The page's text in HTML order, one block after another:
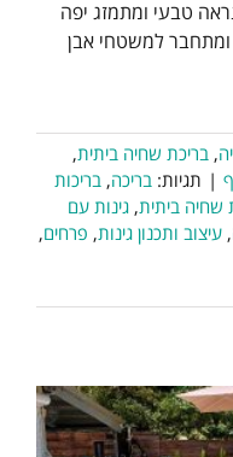
טבעי ומתמזג יפה
למשטחי אבן
, בריכת שחיה ביתית,
| תגיות: בריכה, בריכות
שחיה ביתית, גינות עם
, עיצוב ותכנון גינות, פרחים,